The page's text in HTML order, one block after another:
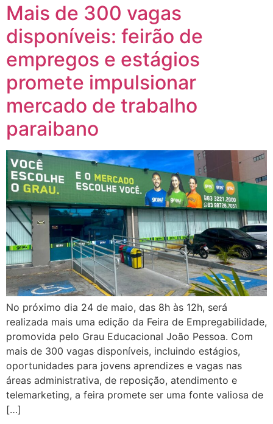
Mais de 300 vagas
disponíveis: feirão de
empregos e estágios
promete impulsionar
mercado de trabalho
paraibano
No próximo dia 24 de maio, das 8h às 12h, será
realizada mais uma edição da Feira de Empregabilidade,
promovida pelo Grau Educacional João Pessoa. Com
mais de 300 vagas disponíveis, incluindo estágios,
oportunidades para jovens aprendizes e vagas nas
áreas administrativa, de reposição, atendimento e
telemarketing, a feira promete ser uma fonte valiosa de
[…]